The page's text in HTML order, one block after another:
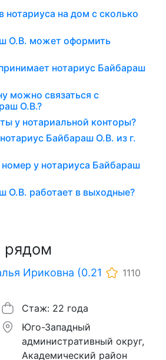
на дом с сколько
О.В. может оформить
нотариус Байбараш
можно связаться с
О.В.?
у нотариальной конторы?
Байбараш О.В. из г.
у нотариуса Байбараш
О.В. работает в выходные?
рядом
Ириковна (0.21
1110
Стаж: 22 года
Юго-Западный
административный округ,
Академический район